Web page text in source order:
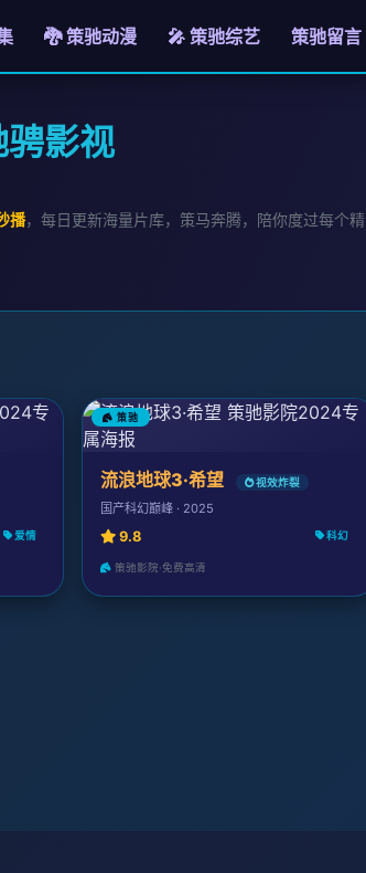
🐉 策驰动漫 🎤 策驰综艺 策驰留言
影视
播，每日更新海量片库，策马奔腾，陪你度过每个精
爱情
策驰
流浪地球3·希望 视效炸裂
国产科幻巅峰 · 2025
9.8 科幻
策驰影院·免费高清